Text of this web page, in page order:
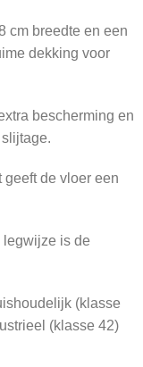
cm breedte en een
dekking voor
bescherming en
de vloer een
legwijze is de
(klasse
(klasse 42)